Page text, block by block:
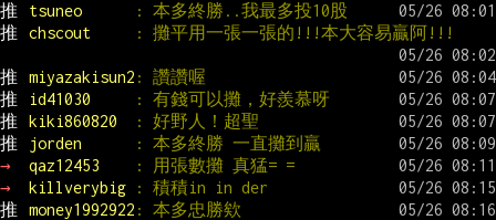
推
tsuneo
: 本多終勝..我最多投10股
推
chscout : 攤平用一張一張的!!!本大容易贏阿!!!
推 miyazakisun2 : 讚讚喔
推
id41030
: 有錢可以攤，好羨慕呀
推
kiki860820
: 好野人！超聖
推
jorden
: 本多終勝 一直攤到贏
→
qaz12453
: 用張數攤 真猛= =
→
killverybig
: 積積in in der
推
money1992922 : 本多忠勝欸